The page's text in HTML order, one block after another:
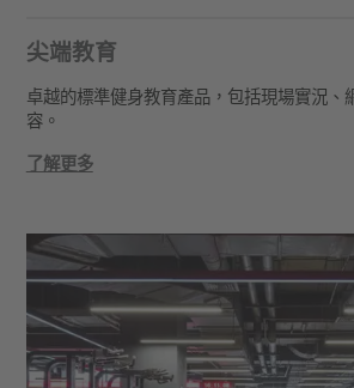
尖端教育
卓越的標準健身教育產品，包括現場實況、
容。
了解更多